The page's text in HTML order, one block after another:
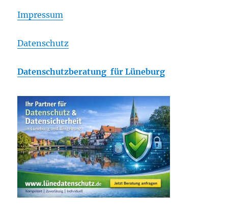
Impressum
Datenschutz
Datenschutzberatung für Lüneburg